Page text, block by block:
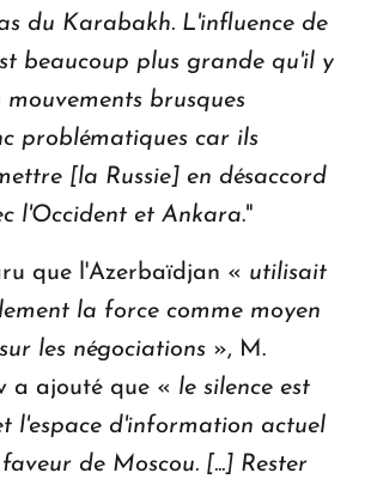
du Karabakh. L'influence de
beaucoup plus grande qu'il y
mouvements brusques
problématiques car ils
[la Russie] en désaccord
l'Occident et Ankara."
que l'Azerbaïdjan « utilisait
la force comme moyen
les négociations », M.
a ajouté que « le silence est
l'espace d'information actuel
de Moscou. [...] Rester